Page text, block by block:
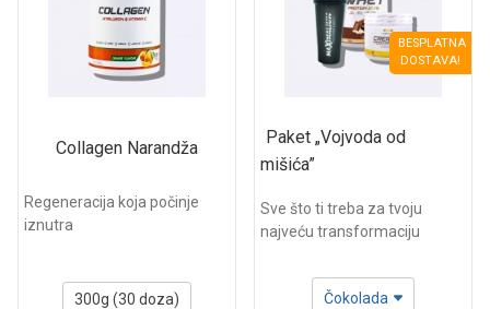
Collagen Narandža
Regeneracija koja počinje
iznutra
300g (30 doza)
BESPLATNA
DOSTAVA!
Paket „Vojvoda od
mišića”
Sve što ti treba za tvoju
najveću transformaciju
Čokolada